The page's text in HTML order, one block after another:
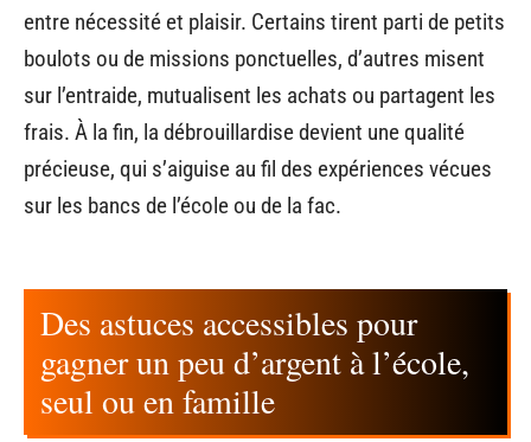
entre nécessité et plaisir. Certains tirent parti de petits
boulots ou de missions ponctuelles, d’autres misent
sur l’entraide, mutualisent les achats ou partagent les
frais. À la fin, la débrouillardise devient une qualité
précieuse, qui s’aiguise au fil des expériences vécues
sur les bancs de l’école ou de la fac.
Des astuces accessibles pour
gagner un peu d’argent à l’école,
seul ou en famille